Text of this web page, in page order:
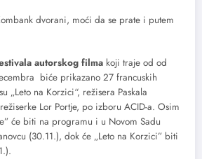
dvorani, moći da se prate i putem
autorskog filma koji traje od od
biće prikazano 27 francuskih
„Leto na Korzici“, režisera Paskala
Lor Portje, po izboru ACID-a. Osim
će biti na programu i u Novom Sadu
(30.11.), dok će „Leto na Korzici” biti